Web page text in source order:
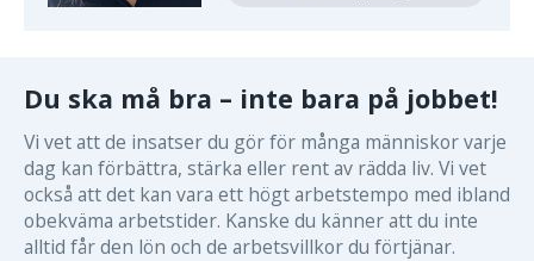
Du ska må bra – inte bara på jobbet!
Vi vet att de insatser du gör för många människor varje
dag kan förbättra, stärka eller rent av rädda liv. Vi vet
också att det kan vara ett högt arbetstempo med ibland
obekväma arbetstider. Kanske du känner att du inte
alltid får den lön och de arbetsvillkor du förtjänar.